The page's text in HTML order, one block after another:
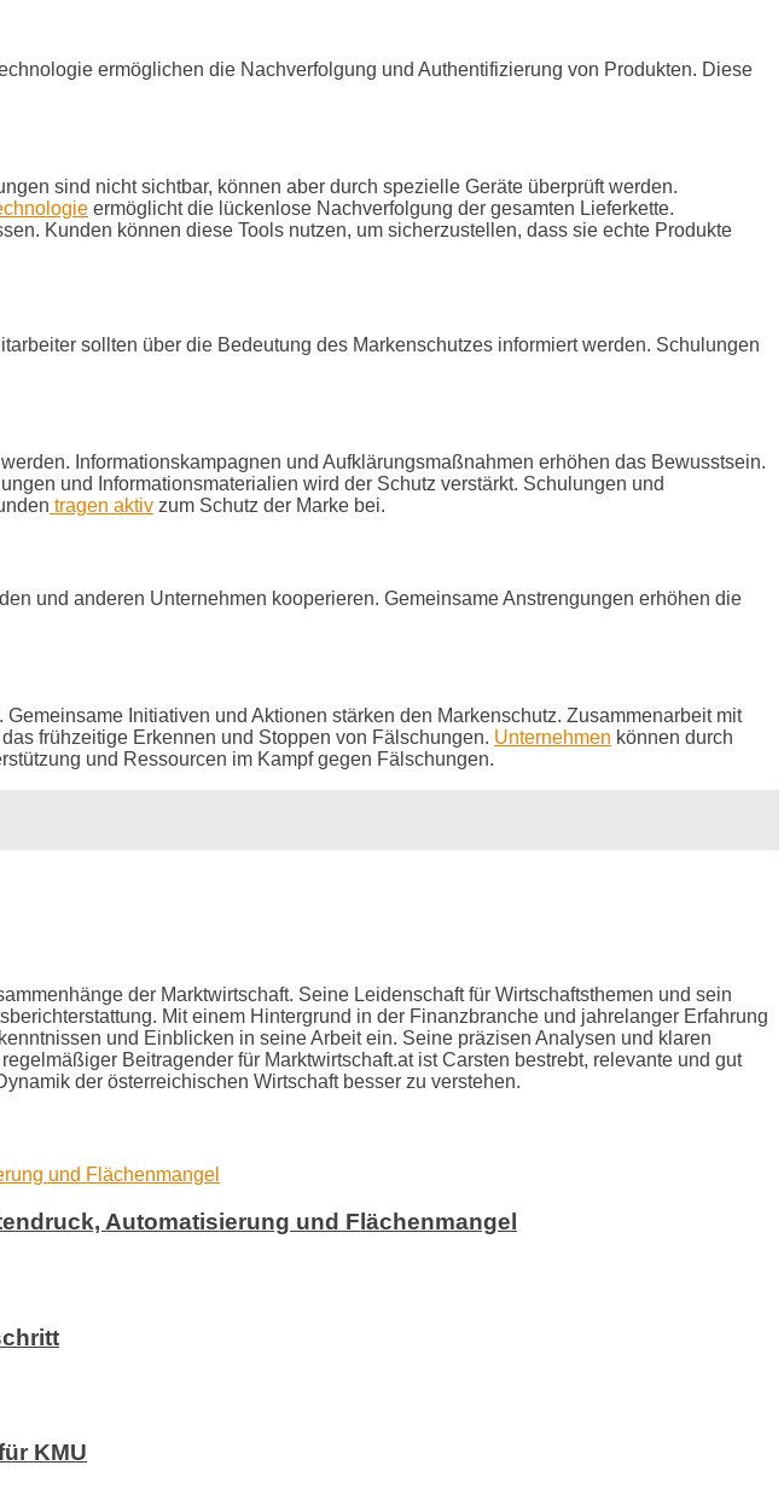
ermöglichen die Nachverfolgung und Authentifizierung von Produkten. Diese
sind nicht sichtbar, können aber durch spezielle Geräte überprüft werden.
ermöglicht die lückenlose Nachverfolgung der gesamten Lieferkette.
Kunden können diese Tools nutzen, um sicherzustellen, dass sie echte Produkte
sollten über die Bedeutung des Markenschutzes informiert werden. Schulungen
Informationskampagnen und Aufklärungsmaßnahmen erhöhen das Bewusstsein.
und Informationsmaterialien wird der Schutz verstärkt. Schulungen und
tragen aktiv zum Schutz der Marke bei.
und anderen Unternehmen kooperieren. Gemeinsame Anstrengungen erhöhen die
Initiativen und Aktionen stärken den Markenschutz. Zusammenarbeit mit
frühzeitige Erkennen und Stoppen von Fälschungen. Unternehmen können durch
und Ressourcen im Kampf gegen Fälschungen.
der Marktwirtschaft. Seine Leidenschaft für Wirtschaftsthemen und sein
Mit einem Hintergrund in der Finanzbranche und jahrelanger Erfahrung
und Einblicken in seine Arbeit ein. Seine präzisen Analysen und klaren
Beitragender für Marktwirtschaft.at ist Carsten bestrebt, relevante und gut
der österreichischen Wirtschaft besser zu verstehen.
Automatisierung und Flächenmangel
KMU